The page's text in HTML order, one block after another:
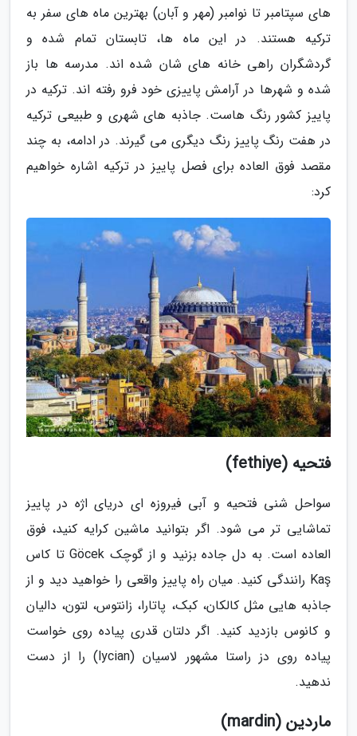
های سپتامبر تا نوامبر (مهر و آبان) بهترین ماه های سفر به
ترکیه هستند. در این ماه ها، تابستان تمام شده و
گردشگران راهی خانه های شان شده اند. مدرسه ها باز
شده و شهرها در آرامش پاییزی خود فرو رفته اند. ترکیه در
پاییز کشور رنگ هاست. جاذبه های شهری و طبیعی ترکیه
در هفت رنگ پاییز رنگ دیگری می گیرند. در ادامه، به چند
مقصد فوق العاده برای فصل پاییز در ترکیه اشاره خواهیم
کرد:
فتحیه (fethiye)
سواحل شنی فتحیه و آبی فیروزه ای دریای اژه در پاییز
تماشایی تر می شود. اگر بتوانید ماشین کرایه کنید، فوق
العاده است. به دل جاده بزنید و از گوچک Göcek تا کاس
Kaş رانندگی کنید. میان راه پاییز واقعی را خواهید دید و از
جاذبه هایی مثل کالکان، کبک، پاتارا، زانتوس، لتون، دالیان
و کانوس بازدید کنید. اگر دلتان قدری پیاده روی خواست
پیاده روی دز راستا مشهور لاسیان (lycian) را از دست
ندهید.
ماردین (mardin)